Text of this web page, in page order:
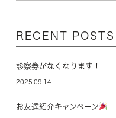
RECENT POSTS
診察券がなくなります！
2025.09.14
お友達紹介キャンペーン